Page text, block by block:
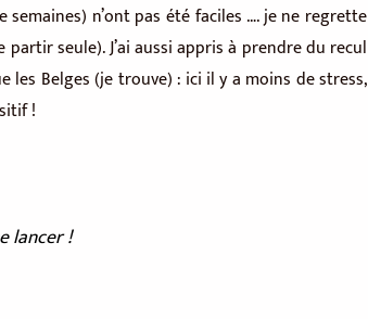
n’ont pas été faciles …. je ne regrette
seule). J’ai aussi appris à prendre du recul
les Belges (je trouve) : ici il y a moins de stress,
!
lancer !